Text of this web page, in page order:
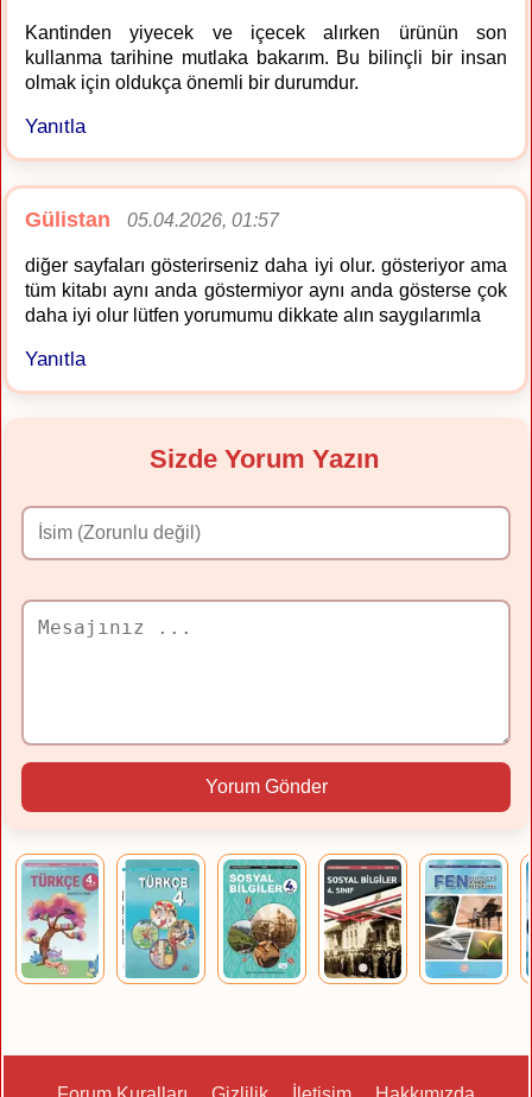
Kantinden yiyecek ve içecek alırken ürünün son
kullanma tarihine mutlaka bakarım. Bu bilinçli bir insan
olmak için oldukça önemli bir durumdur.
Yanıtla
Gülistan 05.04.2026, 01:57
diğer sayfaları gösterirseniz daha iyi olur. gösteriyor ama
tüm kitabı aynı anda göstermiyor aynı anda gösterse çok
daha iyi olur lütfen yorumumu dikkate alın saygılarımla
Yanıtla
Sizde Yorum Yazın
Yorum Gönder